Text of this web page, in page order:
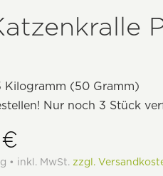
Kilogramm (50 Gramm)
Nur noch 3 Stück
• inkl. MwSt. zzgl.